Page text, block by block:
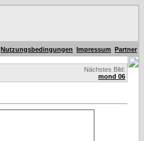
Nutzungsbedingungen Impressum Partner
Nächstes Bild:
mond 06